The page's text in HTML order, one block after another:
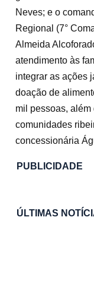
Neves; e o
Regional (7°
Almeida
atendimento às
integrar as ações
doação de
mil pessoas,
comunidades
concessionária
PUBLICIDADE
ÚLTIMAS